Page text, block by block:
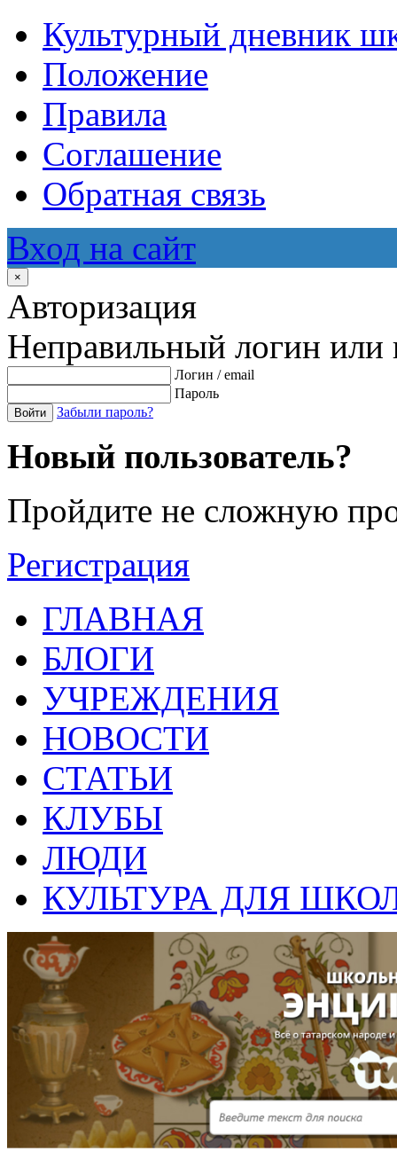
Культурный дневник
Положение
Правила
Соглашение
Обратная связь
Вход на сайт
×
Авторизация
Неправильный логин или
Логин / email
Пароль
Войти Забыли пароль?
Новый пользователь?
Пройдите не сложную
Регистрация
ГЛАВНАЯ
БЛОГИ
УЧРЕЖДЕНИЯ
НОВОСТИ
СТАТЬИ
КЛУБЫ
ЛЮДИ
КУЛЬТУРА ДЛЯ